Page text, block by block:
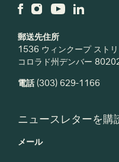
郵送先住所
1536 ウィンクープ スト
コロラド州デンバー
電話(303) 629-1166
ニュースレターを購
メール